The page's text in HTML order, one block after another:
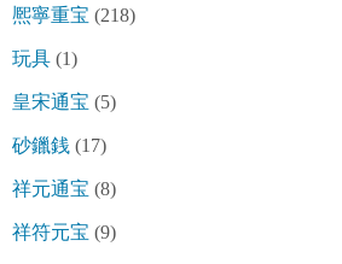
熈寧重宝 (218)
玩具 (1)
皇宋通宝 (5)
砂鑞銭 (17)
祥元通宝 (8)
祥符元宝 (9)